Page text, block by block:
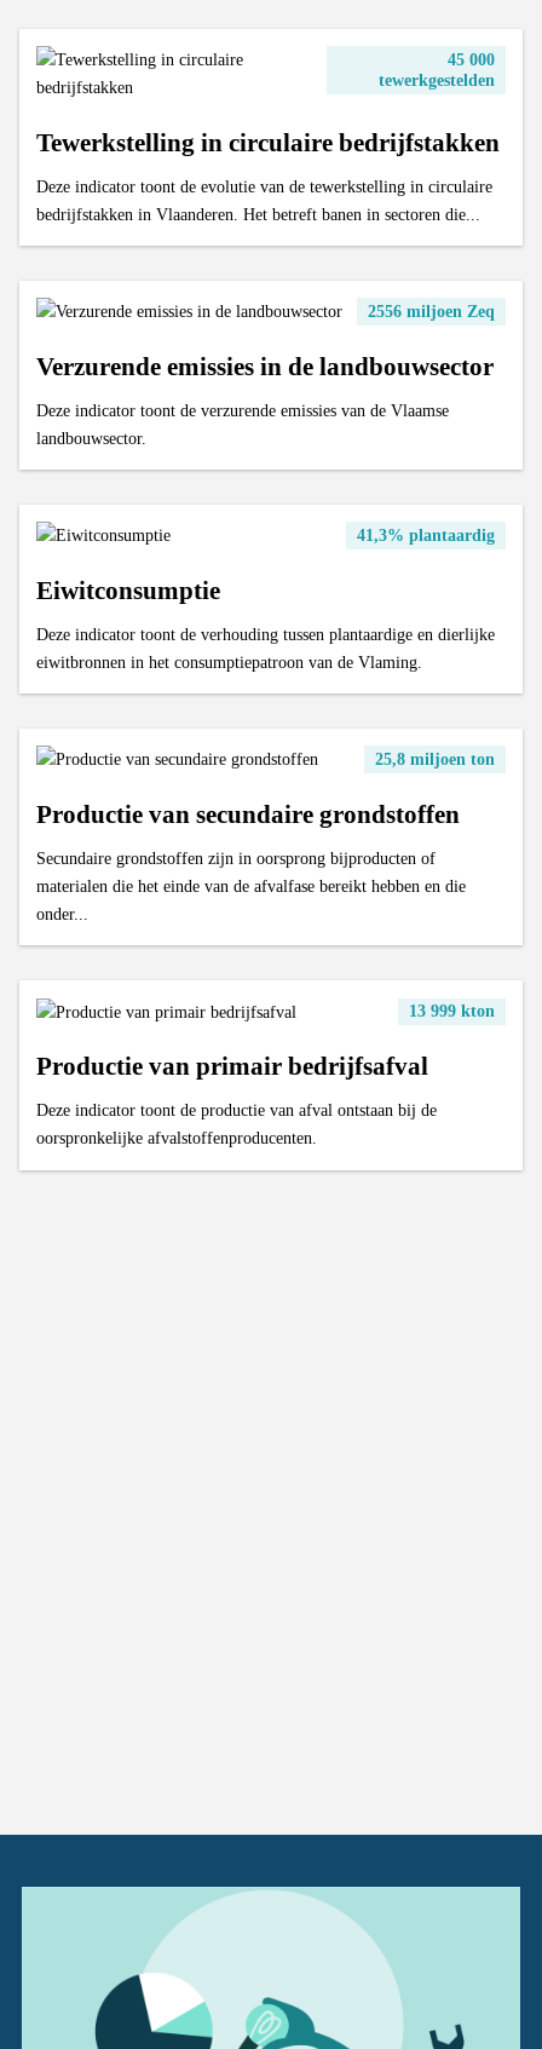
45 000
tewerkgestelden
Tewerkstelling in circulaire bedrijfstakken
Deze indicator toont de evolutie van de tewerkstelling in circulaire
bedrijfstakken in Vlaanderen. Het betreft banen in sectoren die...
2556 miljoen Zeq
Verzurende emissies in de landbouwsector
Deze indicator toont de verzurende emissies van de Vlaamse
landbouwsector.
41,3% plantaardig
Eiwitconsumptie
Deze indicator toont de verhouding tussen plantaardige en dierlijke
eiwitbronnen in het consumptiepatroon van de Vlaming.
25,8 miljoen ton
Productie van secundaire grondstoffen
Secundaire grondstoffen zijn in oorsprong bijproducten of
materialen die het einde van de afvalfase bereikt hebben en die
onder...
13 999 kton
Productie van primair bedrijfsafval
Deze indicator toont de productie van afval ontstaan bij de
oorspronkelijke afvalstoffenproducenten.